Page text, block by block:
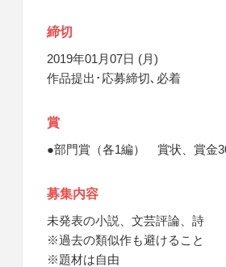
締切
2019年01月07日 (月)
作品提出･応募締切､必着
賞
●部門賞（各1編） 賞状、賞金
募集内容
未発表の小説、文芸評論、詩
※過去の類似作も避けること
※題材は自由